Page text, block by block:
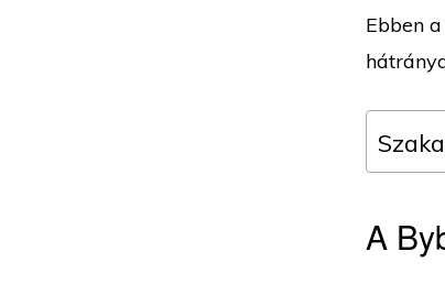
Ebben
A